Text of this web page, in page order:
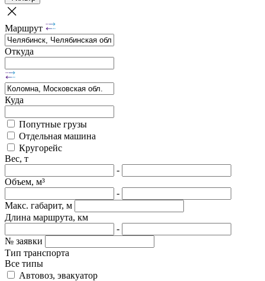
Маршрут
Откуда
Куда
Попутные грузы
Отдельная машина
Кругорейс
Вес, т
-
Объем, м³
-
Макс. габарит, м
Длина маршрута, км
-
№ заявки
Тип транспорта
Все типы
Автовоз, эвакуатор